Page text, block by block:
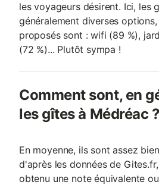
les voyageurs désirent. Ici, les
généralement diverses
proposés sont : wifi (89 %),
(72 %)... Plutôt sympa !
Comment sont, en
les gîtes à Médréac ?
En moyenne, ils sont assez
d'après les données de
obtenu une note équivalente